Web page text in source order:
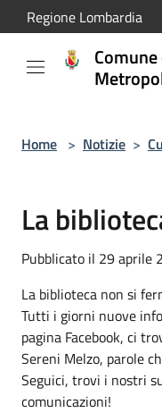
Salta al contenuto principale
Regione Lombardia
Home > Notizie >
La
Pubblicato il 29 aprile
La biblioteca non si
Tutti i giorni nuove
pagina Facebook, ci
Sereni Melzo, parole
Seguici, trovi i nostri
comunicazioni!